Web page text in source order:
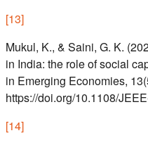
[13]
Mukul, K., & Saini, G. K.
in India: the role of social
in Emerging Economies,
https://doi.org/10.1108/
[14]